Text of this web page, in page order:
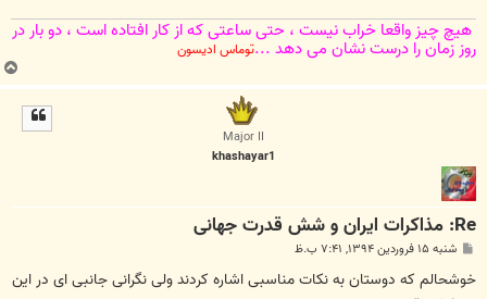
هیچ چیز واقعا خراب نیست ، حتی ساعتی كه از كار افتاده است ، دو بار در
روز زمان را درست نشان می دهد ...توماس ادیسون
ب
ا
Major II
khashayar1
Re: مذاکرات ایران و شش قدرت جهانی
پ
ت
شنبه ۱۵ فروردین ۱۳۹۴, ۷:۴۱ ب.ظ
خوشحالم که دوستان به نکات مناسبی اشاره کردند ولی نگرانی جانبی ای در این